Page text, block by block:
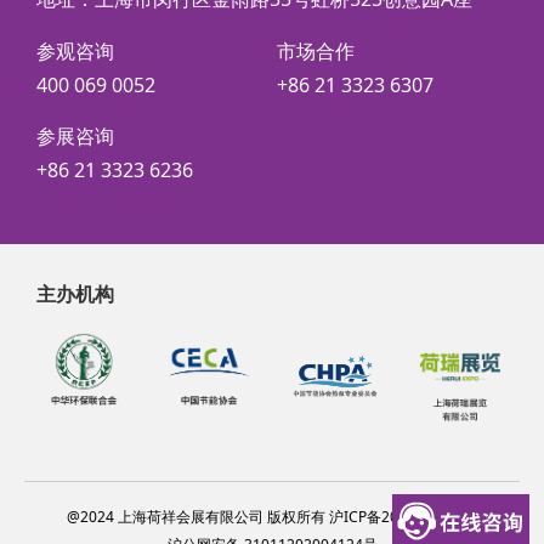
参观咨询
400 069 0052
市场合作
+86 21 3323 6307
参展咨询
+86 21 3323 6236
主办机构
@2024 上海荷祥会展有限公司 版权所有 沪ICP备20012314号-6